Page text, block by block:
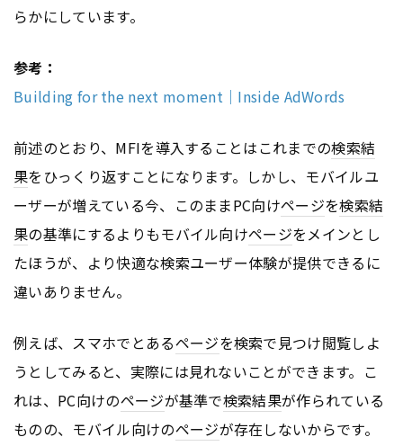
らかにしています。
参考：
Building for the next moment｜Inside AdWords
前述のとおり、MFIを導入することはこれまでの検索結
果をひっくり返すことになります。しかし、モバイルユ
ーザーが増えている今、このままPC向けページを検索結
果の基準にするよりもモバイル向けページをメインとし
たほうが、より快適な検索ユーザー体験が提供できるに
違いありません。
例えば、スマホでとあるページを検索で見つけ閲覧しよ
うとしてみると、実際には見れないことができます。こ
れは、PC向けのページが基準で検索結果が作られている
ものの、モバイル向けのページが存在しないからです。